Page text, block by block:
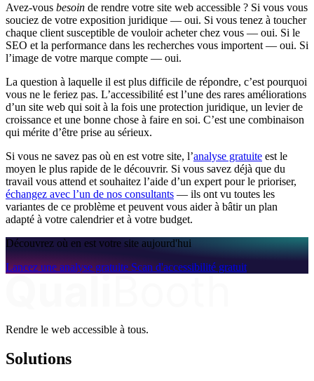
Avez-vous besoin de rendre votre site web accessible ? Si vous vous
souciez de votre exposition juridique — oui. Si vous tenez à toucher
chaque client susceptible de vouloir acheter chez vous — oui. Si le
SEO et la performance dans les recherches vous importent — oui. Si
l’image de votre marque compte — oui.
La question à laquelle il est plus difficile de répondre, c’est pourquoi
vous ne le feriez pas. L’accessibilité est l’une des rares améliorations
d’un site web qui soit à la fois une protection juridique, un levier de
croissance et une bonne chose à faire en soi. C’est une combinaison
qui mérite d’être prise au sérieux.
Si vous ne savez pas où en est votre site, l’analyse gratuite est le
moyen le plus rapide de le découvrir. Si vous savez déjà que du
travail vous attend et souhaitez l’aide d’un expert pour le prioriser,
échangez avec l’un de nos consultants — ils ont vu toutes les
variantes de ce problème et peuvent vous aider à bâtir un plan
adapté à votre calendrier et à votre budget.
Découvrez où en est votre site aujourd'hui
Lancez une analyse gratuite Scan d'accessibilité gratuit
Rendre le web accessible à tous.
Solutions